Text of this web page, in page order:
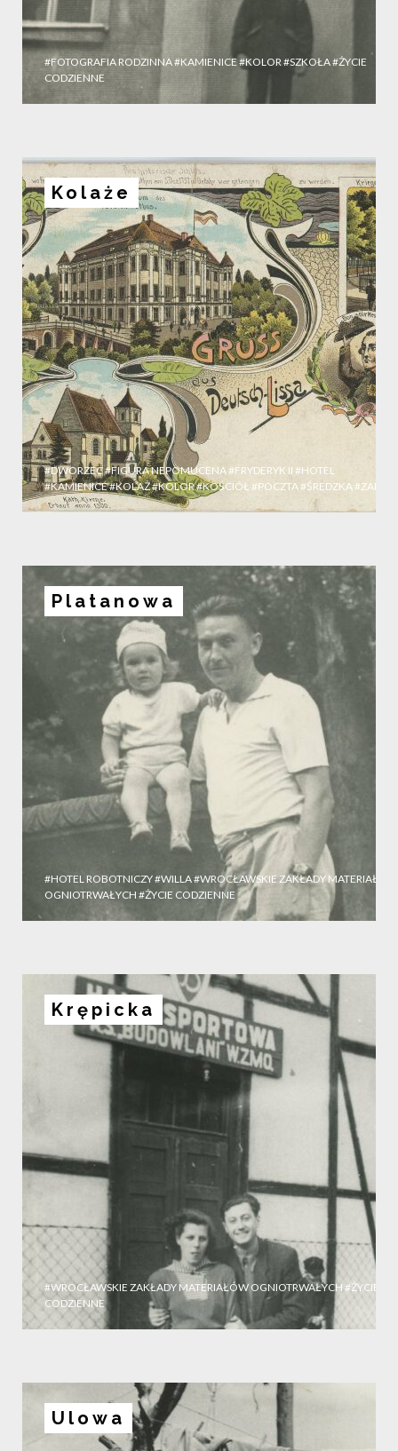
#FOTOGRAFIA RODZINNA#KAMIENICE#KOLOR#SZKOŁA#ŻYCIE
CODZIENNE
Kolaże
#DWORZEC#FIGURA NEPOMUCENA#FRYDERYK II #HOTEL
#KAMIENICE#KOLAŻ#KOLOR#KOŚCIÓŁ #POCZTA#ŚREDZKA#ZAMEK
Platanowa
#HOTEL ROBOTNICZY#WILLA#WROCŁAWSKIE ZAKŁADY MATERIAŁÓW
OGNIOTRWAŁYCH #ŻYCIE CODZIENNE
Krępicka
#WROCŁAWSKIE ZAKŁADY MATERIAŁÓW OGNIOTRWAŁYCH #ŻYCIE
CODZIENNE
Ulowa